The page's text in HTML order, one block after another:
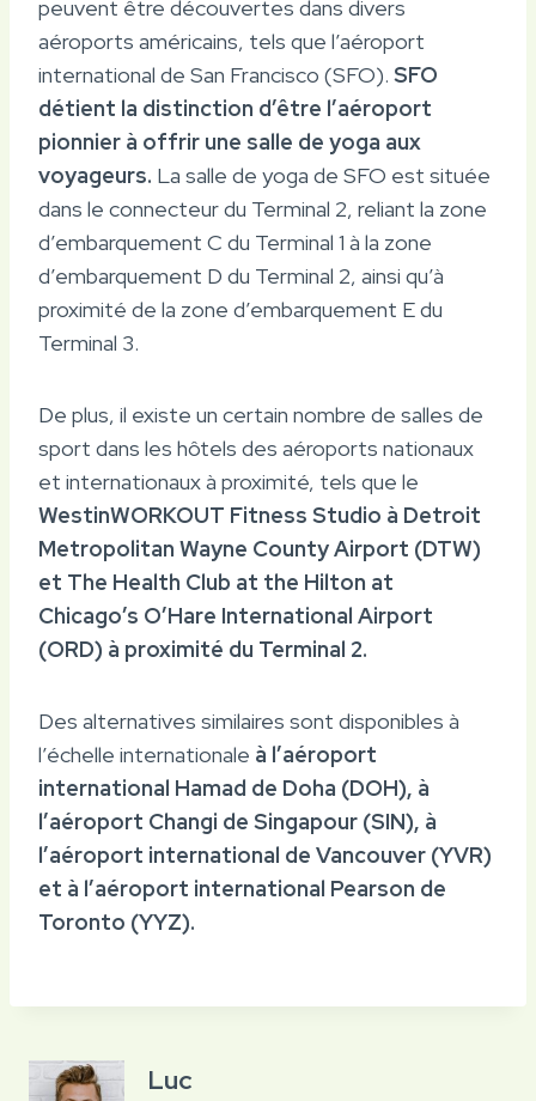
peuvent être découvertes dans divers
aéroports américains, tels que l’aéroport
international de San Francisco (SFO). SFO
détient la distinction d’être l’aéroport
pionnier à offrir une salle de yoga aux
voyageurs. La salle de yoga de SFO est située
dans le connecteur du Terminal 2, reliant la zone
d’embarquement C du Terminal 1 à la zone
d’embarquement D du Terminal 2, ainsi qu’à
proximité de la zone d’embarquement E du
Terminal 3.
De plus, il existe un certain nombre de salles de
sport dans les hôtels des aéroports nationaux
et internationaux à proximité, tels que le
WestinWORKOUT Fitness Studio à Detroit
Metropolitan Wayne County Airport (DTW)
et The Health Club at the Hilton at
Chicago’s O’Hare International Airport
(ORD) à proximité du Terminal 2.
Des alternatives similaires sont disponibles à
l’échelle internationale à l’aéroport
international Hamad de Doha (DOH), à
l’aéroport Changi de Singapour (SIN), à
l’aéroport international de Vancouver (YVR)
et à l’aéroport international Pearson de
Toronto (YYZ).
Luc